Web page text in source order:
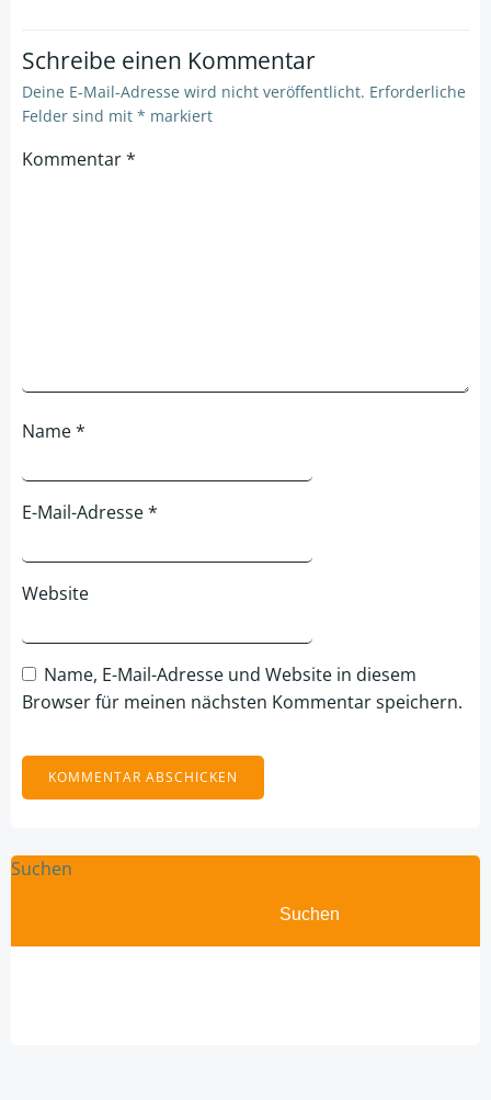
Schreibe einen Kommentar
Deine E-Mail-Adresse wird nicht veröffentlicht. Erforderliche
Felder sind mit * markiert
Kommentar*
Name*
E-Mail-Adresse*
Website
Name, E-Mail-Adresse und Website in diesem
Browser für meinen nächsten Kommentar speichern.
Suchen
Suchen